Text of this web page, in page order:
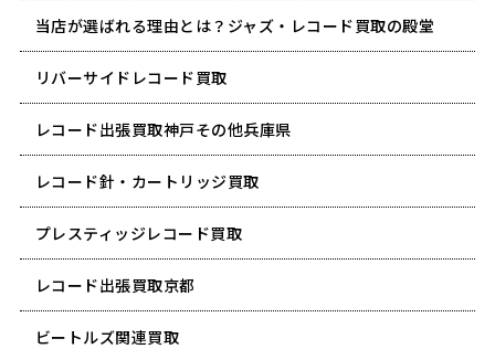
当店が選ばれる理由とは？ジャズ・レコード買取の殿堂
リバーサイドレコード買取
レコード出張買取神戸その他兵庫県
レコード針・カートリッジ買取
プレスティッジレコード買取
レコード出張買取京都
ビートルズ関連買取